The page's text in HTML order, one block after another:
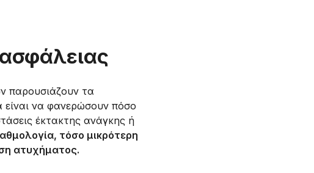
παρουσιάζουν τα
είναι να φανερώσουν πόσο
έκτακτης ανάγκης ή
τόσο μικρότερη
ατυχήματος.